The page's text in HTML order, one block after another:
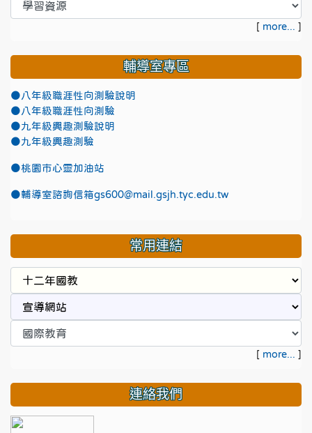
[ more... ]
輔導室專區
●八年級職涯性向測驗說明
●八年級職涯性向測驗
●九年級興趣測驗說明
●九年級興趣測驗
●桃園市心靈加油站
●輔導室諮詢信箱gs600@mail.gsjh.tyc.edu.tw
常用連結
[ more... ]
連絡我們